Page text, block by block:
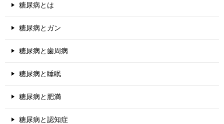
糖尿病とは
糖尿病とガン
糖尿病と歯周病
糖尿病と睡眠
糖尿病と肥満
糖尿病と認知症